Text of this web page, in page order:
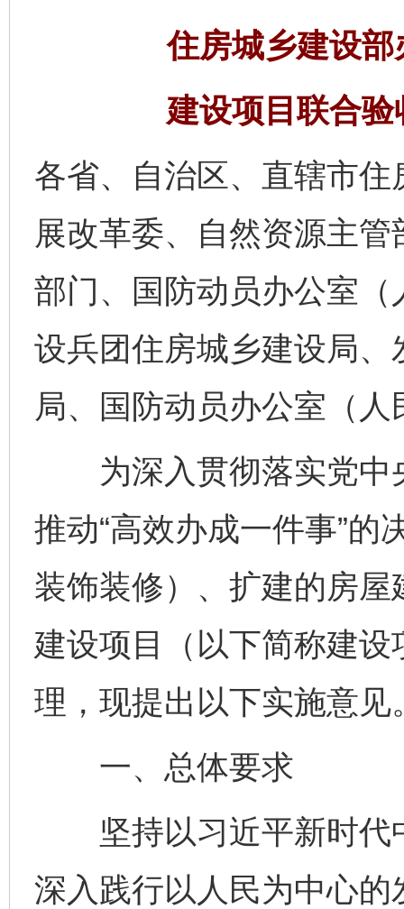
住房城乡建设
建设项目联合
各省、自治区、直辖市
展改革委、自然资源主
部门、国防动员办公室
设兵团住房城乡建设局
局、国防动员办公室（
为深入贯彻落实党中
推动“高效办成一件事”的
装饰装修）、扩建的房
建设项目（以下简称建设
理，现提出以下实施意见
一、总体要求
坚持以习近平新时代
深入践行以人民为中心